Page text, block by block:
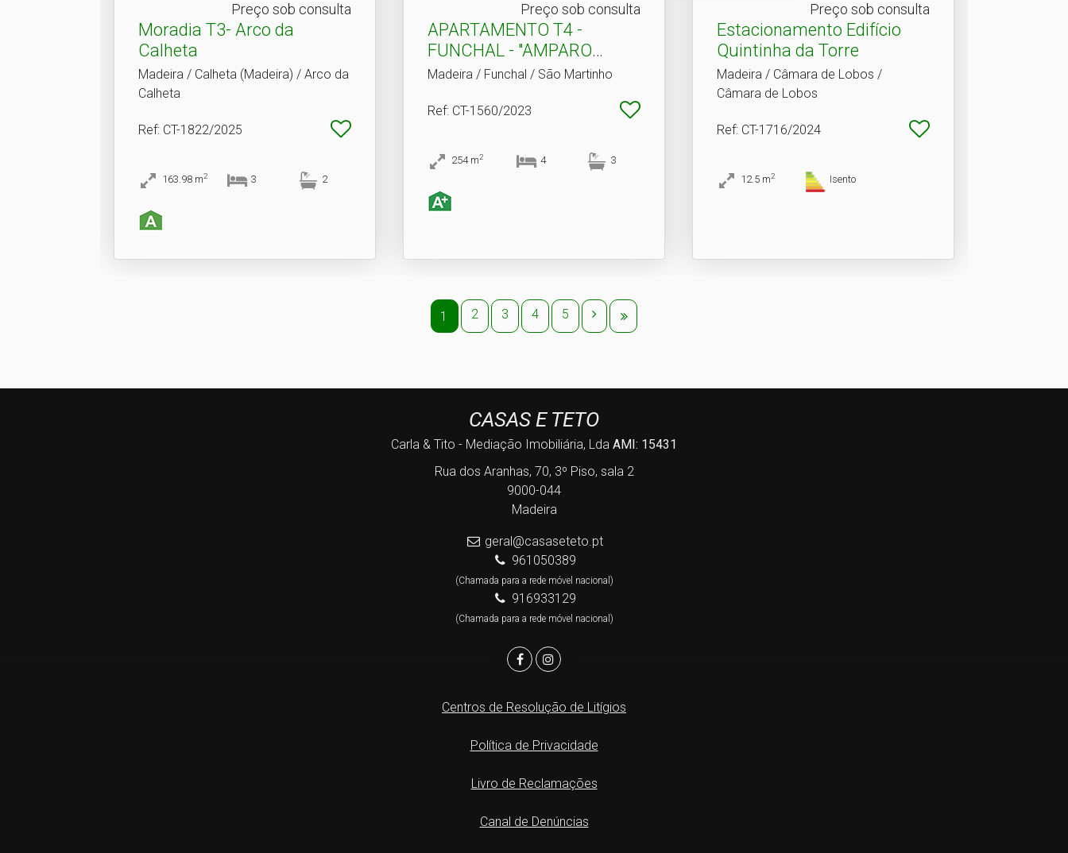
Preço sob consulta
Moradia T3- Arco da
Calheta
Madeira / Calheta (Madeira) / Arco da
Calheta
Ref: CT-1822/2025
163.98 m2 3 2
Preço sob consulta
APARTAMENTO T4 -
FUNCHAL - "AMPARO
VIEW"
Madeira / Funchal / São Martinho
Ref: CT-1560/2023
254 m2 4 3
Preço sob consulta
Estacionamento Edifício
Quintinha da Torre
Madeira / Câmara de Lobos /
Câmara de Lobos
Ref: CT-1716/2024
12.5 m2 Isento
1 2 3 4 5
CASAS E TETO
Carla & Tito - Mediação Imobiliária, Lda AMI: 15431
Rua dos Aranhas, 70, 3º Piso, sala 2
9000-044
Madeira
geral@casaseteto.pt
961050389
(Chamada para a rede móvel nacional)
916933129
(Chamada para a rede móvel nacional)
Centros de Resolução de Litígios
Política de Privacidade
Livro de Reclamações
Canal de Denúncias